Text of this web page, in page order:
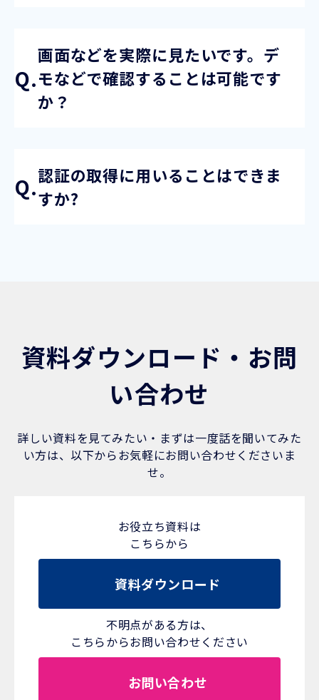
画面などを実際に見たいです。デ
モなどで確認することは可能です
か？
認証の取得に用いることはできま
すか?
弊社では人権と環境の2種類の認証が存在する、
資料ダウンロード・お問
い合わせ
詳しい資料を見てみたい・まずは一度話を聞いてみた
い方は、以下からお気軽にお問い合わせくださいま
せ。
お役立ち資料は
こちらから
資料ダウンロード
不明点がある方は、
こちらからお問い合わせください
お問い合わせ